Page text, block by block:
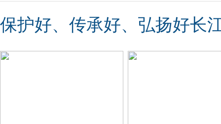
保护好、传承好、弘扬好长